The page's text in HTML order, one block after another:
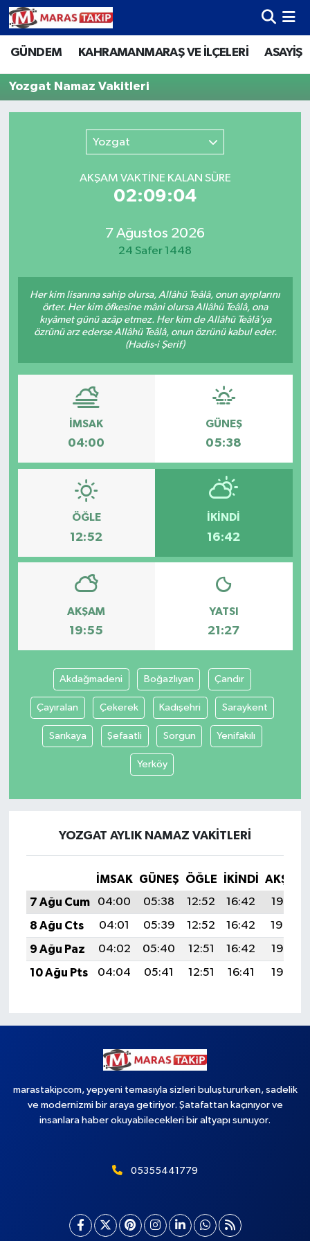
GÜNDEM KAHRAMANMARAŞ VE İLÇELERİ ASAYİŞ
Yozgat Namaz Vakitleri
Yozgat
AKŞAM VAKTİNE KALAN SÜRE
02:09:04
7 Ağustos 2026
24 Safer 1448
Her kim lisanına sahip olursa, Allâhü Teâlâ, onun ayıplarını
örter. Her kim öfkesine mâni olursa Allâhü Teâlâ, ona
kıyâmet günü azâp etmez. Her kim de Allâhü Teâlâ’ya
özrünü arz ederse Allâhü Teâlâ, onun özrünü kabul eder.
(Hadis-i Şerif)
İMSAK
04:00
GÜNEŞ
05:38
ÖĞLE
12:52
İKINDI
16:42
AKŞAM
19:55
YATSI
21:27
Akdağmadeni Boğazlıyan Çandır
Çayıralan Çekerek Kadışehri Saraykent
Sarıkaya Şefaatli Sorgun Yenifakılı
Yerköy
YOZGAT AYLIK NAMAZ VAKITLERI
İMSAK GÜNEŞ ÖĞLE İKINDI
AKŞAM
7 Ağu Cum
04:00 05:38 12:52 16:42
19:55
8 Ağu Cts
04:01 05:39 12:52 16:42
19:54
9 Ağu Paz
04:02 05:40 12:51 16:42
19:53
10 Ağu Pts
04:04 05:41 12:51 16:41 19:52
marastakipcom, yepyeni temasıyla sizleri buluştururken, sadelik
ve modernizmi bir araya getiriyor. Şatafattan kaçınıyor ve
insanlara haber okuyabilecekleri bir altyapı sunuyor.
05355441779
Kahramanmaraş Nöbetçi Eczaneler
Kahramanmaraş Hava Durumu
Kahramanmaraş Trafik Yoğunluk Haritası
Süper Lig Puan Durumu ve Fikstür
Tüm Manşetler
Haber Arşivi